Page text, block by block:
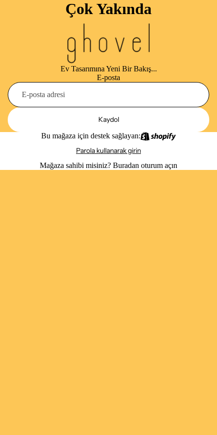
Çok Yakında
Ev Tasarımına Yeni Bir Bakış...
E-posta
Kaydol
Bu mağaza için destek sağlayan:
Parola kullanarak girin
Mağaza sahibi misiniz? Buradan oturum açın